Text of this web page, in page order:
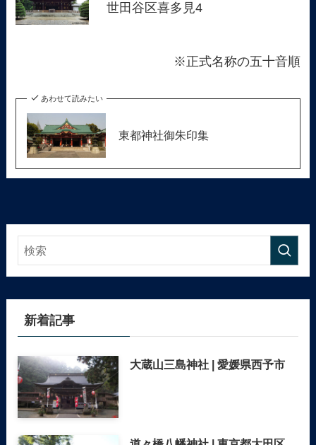
世田谷区喜多見4
※正式名称の五十音順
あわせて読みたい
東都神社御朱印集
新着記事
大蔵山三島神社 | 愛媛県西予市